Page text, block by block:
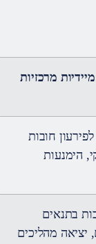
מרכזיות
חובות
הימנעות
בתנאים
יציאה מהליכים